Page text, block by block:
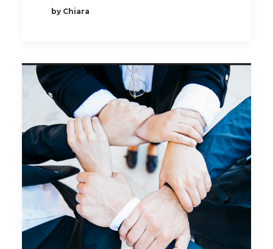
by Chiara